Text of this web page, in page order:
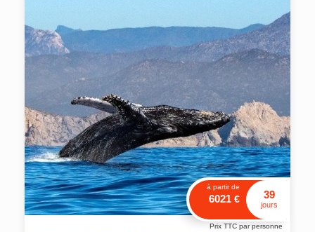
à partir de
6021€ 39
jours
Prix TTC par personne